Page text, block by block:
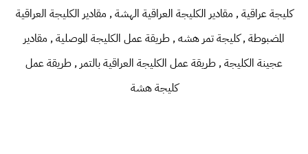
كليجة عراقية , مقادير الكليجة العراقية الهشة , مقادير الكليجة العراقية
المضبوطة , كليجة تمر هشه , طريقة عمل الكليجة الموصلية , مقادير
عجينة الكليجة , طريقة عمل الكليجة العراقية بالتمر , طريقة عمل
كليجة هشة